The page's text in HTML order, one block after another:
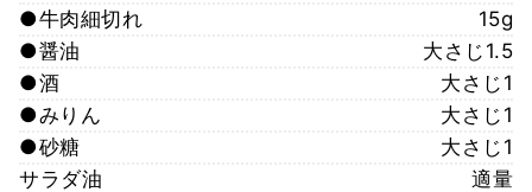
●牛肉細切れ
15g
●醤油
大さじ1.5
●酒
大さじ1
●みりん
大さじ1
●砂糖
大さじ1
サラダ油
適量